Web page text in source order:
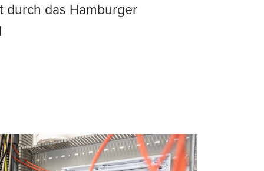
durch das Hamburger